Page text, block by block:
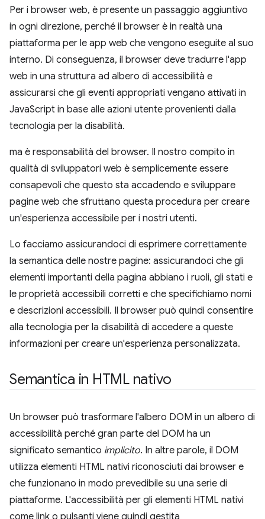
Per i browser web, è presente un passaggio aggiuntivo
in ogni direzione, perché il browser è in realtà una
piattaforma per le app web che vengono eseguite al suo
interno. Di conseguenza, il browser deve tradurre l'app
web in una struttura ad albero di accessibilità e
assicurarsi che gli eventi appropriati vengano attivati in
JavaScript in base alle azioni utente provenienti dalla
tecnologia per la disabilità.
ma è responsabilità del browser. Il nostro compito in
qualità di sviluppatori web è semplicemente essere
consapevoli che questo sta accadendo e sviluppare
pagine web che sfruttano questa procedura per creare
un'esperienza accessibile per i nostri utenti.
Lo facciamo assicurandoci di esprimere correttamente
la semantica delle nostre pagine: assicurandoci che gli
elementi importanti della pagina abbiano i ruoli, gli stati e
le proprietà accessibili corretti e che specifichiamo nomi
e descrizioni accessibili. Il browser può quindi consentire
alla tecnologia per la disabilità di accedere a queste
informazioni per creare un'esperienza personalizzata.
Semantica in HTML nativo
Un browser può trasformare l'albero DOM in un albero di
accessibilità perché gran parte del DOM ha un
significato semantico implicito. In altre parole, il DOM
utilizza elementi HTML nativi riconosciuti dai browser e
che funzionano in modo prevedibile su una serie di
piattaforme. L'accessibilità per gli elementi HTML nativi
come link o pulsanti viene quindi gestita